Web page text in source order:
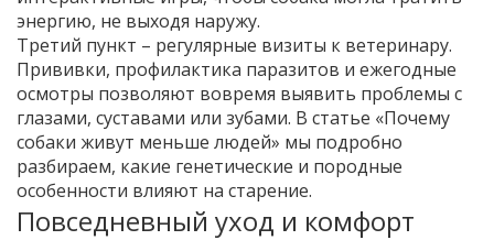
энергию, не выходя наружу.
Третий пункт – регулярные визиты к ветеринару.
Прививки, профилактика паразитов и ежегодные
осмотры позволяют вовремя выявить проблемы с
глазами, суставами или зубами. В статье «Почему
собаки живут меньше людей» мы подробно
разбираем, какие генетические и породные
особенности влияют на старение.
Повседневный уход и комфорт